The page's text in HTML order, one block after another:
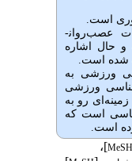
است.
عصب‌­روان­
و حال اشاره
شده است.
ورزشی به
ورزشی
رو به
است که
است.
MeSH]،